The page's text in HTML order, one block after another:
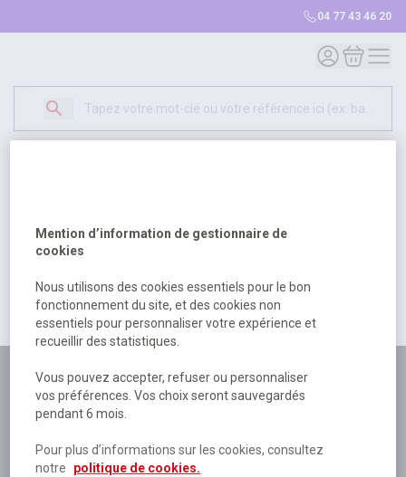
04 77 43 46 20
Mon compte
Mon
500
excuser pour la gêne occasionée.
Retour Retour à l'accueil
Plus de 180 personnes
à votre écoute
Plus de 80 000 références
disponibles
Expédition le jour même
Mention d’information de gestionnaire de
cookies
Nous utilisons des cookies essentiels pour le bon
fonctionnement du site, et des cookies non
essentiels pour personnaliser votre expérience et
recueillir des statistiques.
Vous pouvez accepter, refuser ou personnaliser
vos préférences. Vos choix seront sauvegardés
pendant 6 mois.
Pour plus d’informations sur les cookies, consultez
notre
politique de cookies.